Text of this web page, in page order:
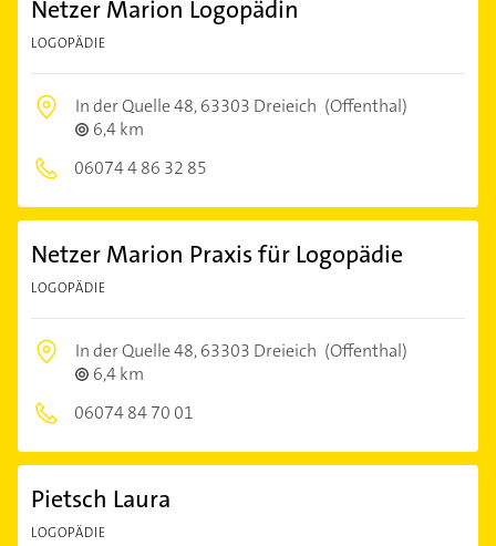
Netzer Marion Logopädin
LOGOPÄDIE
In der Quelle 48,63303 Dreieich (Offenthal)
6,4 km
06074 4 86 32 85
Netzer Marion Praxis für Logopädie
LOGOPÄDIE
In der Quelle 48,63303 Dreieich (Offenthal)
6,4 km
06074 84 70 01
Pietsch Laura
LOGOPÄDIE